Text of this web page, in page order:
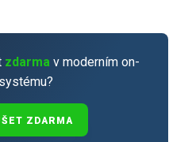
zdarma v moderním on-
ZDARMA